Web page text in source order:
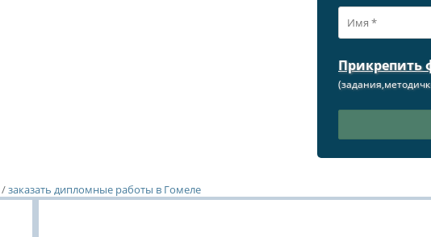
Прикрепить
/заказать дипломные работы в Гомеле